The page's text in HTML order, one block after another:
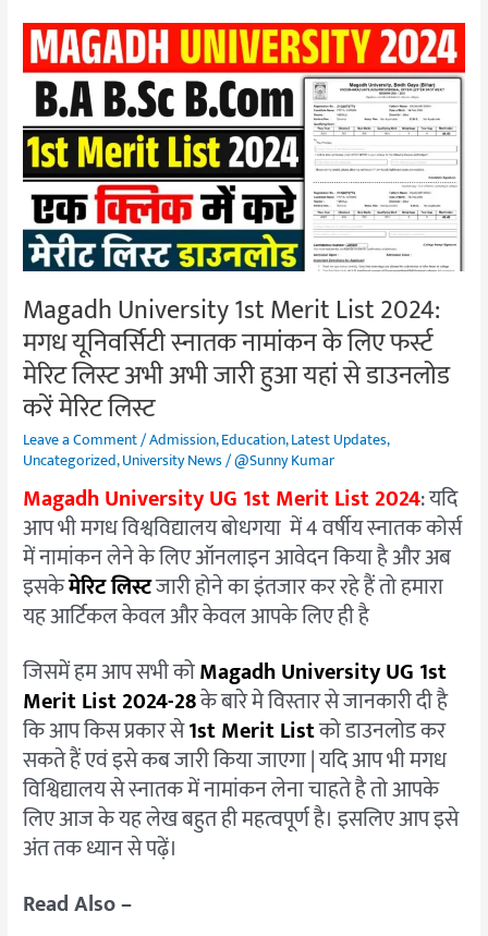
Magadh University 1st Merit List 2024:
मगध यूनिवर्सिटी स्नातक नामांकन के लिए फर्स्ट
मेरिट लिस्ट अभी अभी जारी हुआ यहां से डाउनलोड
करें मेरिट लिस्ट
Leave a Comment/Admission,Education,Latest Updates,
Uncategorized,University News/@Sunny Kumar
Magadh University UG 1st Merit List 2024: यदि
आप भी मगध विश्वविद्यालय बोधगया में 4 वर्षीय स्नातक कोर्स
में नामांकन लेने के लिए ऑनलाइन आवेदन किया है और अब
इसकेमेरिट लिस्टजारी होने का इंतजार कर रहे हैं तो हमारा
यह आर्टिकल केवल और केवल आपके लिए ही है
जिसमें हम आप सभी कोMagadh University UG 1st
Merit List 2024-28के बारे मे विस्तार से जानकारी दी है
कि आप किस प्रकार से1st Merit Listको डाउनलोड कर
सकते हैं एवं इसे कब जारी किया जाएगा | यदि आप भी मगध
विश्विद्यालय से स्नातक में नामांकन लेना चाहते है तो आपके
लिए आज के यह लेख बहुत ही महत्वपूर्ण है। इसलिए आप इसे
अंत तक ध्यान से पढ़ें।
Read Also –
Magadh
University
1st
Merit
List
2024:
मगध
यूनिवर्सिटी
स्नातक
के
लिए
फर्स्ट
मेरिट
लिस्ट
अभी
अभी
जारी
हुआ
यहां
से
डाउनलोड
मेरिट
लिस्ट